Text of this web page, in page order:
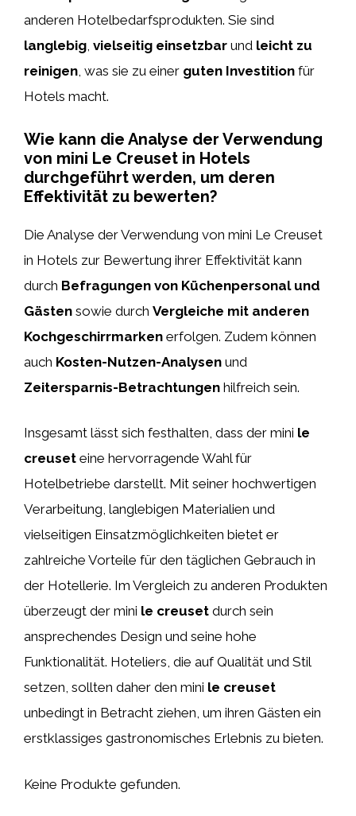
anderen Hotelbedarfsprodukten. Sie sind
langlebig, vielseitig einsetzbar und leicht zu
reinigen, was sie zu einer guten Investition für
Hotels macht.
Wie kann die Analyse der Verwendung
von mini Le Creuset in Hotels
durchgeführt werden, um deren
Effektivität zu bewerten?
Die Analyse der Verwendung von mini Le Creuset
in Hotels zur Bewertung ihrer Effektivität kann
durch Befragungen von Küchenpersonal und
Gästen sowie durch Vergleiche mit anderen
Kochgeschirrmarken erfolgen. Zudem können
auch Kosten-Nutzen-Analysen und
Zeitersparnis-Betrachtungen hilfreich sein.
Insgesamt lässt sich festhalten, dass der mini le
creuset eine hervorragende Wahl für
Hotelbetriebe darstellt. Mit seiner hochwertigen
Verarbeitung, langlebigen Materialien und
vielseitigen Einsatzmöglichkeiten bietet er
zahlreiche Vorteile für den täglichen Gebrauch in
der Hotellerie. Im Vergleich zu anderen Produkten
überzeugt der mini le creuset durch sein
ansprechendes Design und seine hohe
Funktionalität. Hoteliers, die auf Qualität und Stil
setzen, sollten daher den mini le creuset
unbedingt in Betracht ziehen, um ihren Gästen ein
erstklassiges gastronomisches Erlebnis zu bieten.
Keine Produkte gefunden.